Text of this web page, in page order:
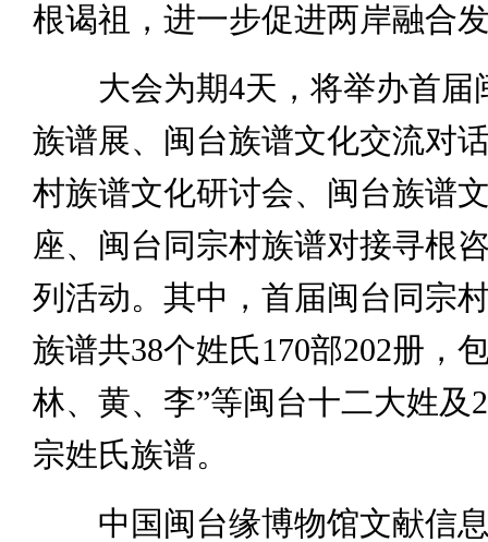
根谒祖，进一步促进两岸融合
大会为期4天，将举办首届
族谱展、闽台族谱文化交流对
村族谱文化研讨会、闽台族谱
座、闽台同宗村族谱对接寻根
列活动。其中，首届闽台同宗
族谱共38个姓氏170部202册，
林、黄、李”等闽台十二大姓及
宗姓氏族谱。
中国闽台缘博物馆文献信息